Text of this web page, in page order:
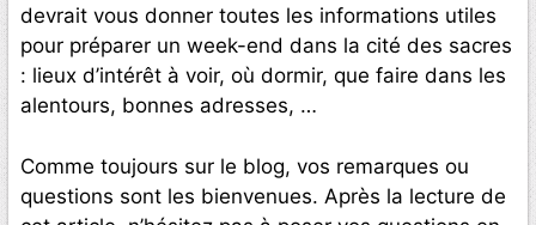
devrait vous donner toutes les informations utiles
pour préparer un week-end dans la cité des sacres
: lieux d’intérêt à voir, où dormir, que faire dans les
alentours, bonnes adresses, …
Comme toujours sur le blog, vos remarques ou
questions sont les bienvenues. Après la lecture de